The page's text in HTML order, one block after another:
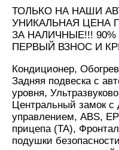
ТОЛЬКО НА НАШИ
УНИКАЛЬНАЯ ЦЕНА
ЗА НАЛИЧНЫЕ!!!
ПЕРВЫЙ ВЗНОС И
Кондиционер,
Задняя подвеска с
уровня,
Центральный замок c
управлением, ABS,
прицепа (TA),
подушки